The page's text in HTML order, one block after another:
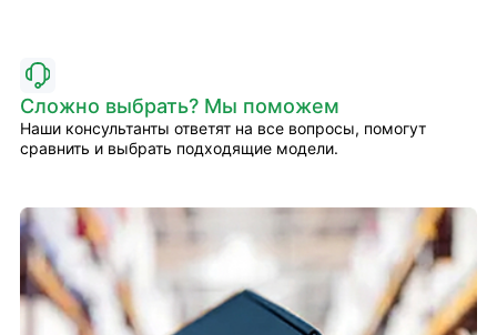
Сложно выбрать? Мы поможем
Наши консультанты ответят на все вопросы, помогут
сравнить и выбрать подходящие модели.